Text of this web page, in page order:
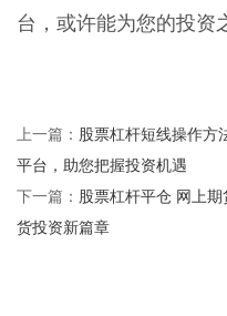
台，或许能为您的投资
上一篇： 股票杠杆短线操作方
平台，助您把握投资机遇
下一篇： 股票杠杆平仓 网上
货投资新篇章